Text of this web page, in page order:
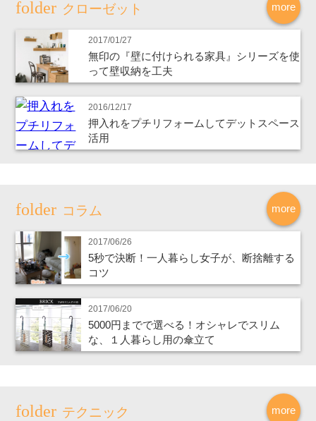
more
クローゼット
2017/01/27
無印の『壁に付けられる家具』シリーズを使
って壁収納を工夫
2016/12/17
押入れをプチリフォームしてデットスペース
活用
more
コラム
2017/06/26
5秒で決断！一人暮らし女子が、断捨離する
コツ
2017/06/20
5000円までで選べる！オシャレでスリム
な、１人暮らし用の傘立て
more
テクニック